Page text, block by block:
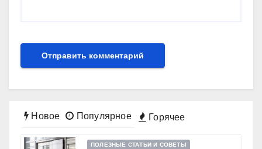
Новое Популярное Горячее
ПОЛЕЗНЫЕ СТАТЬИ И СОВЕТЫ